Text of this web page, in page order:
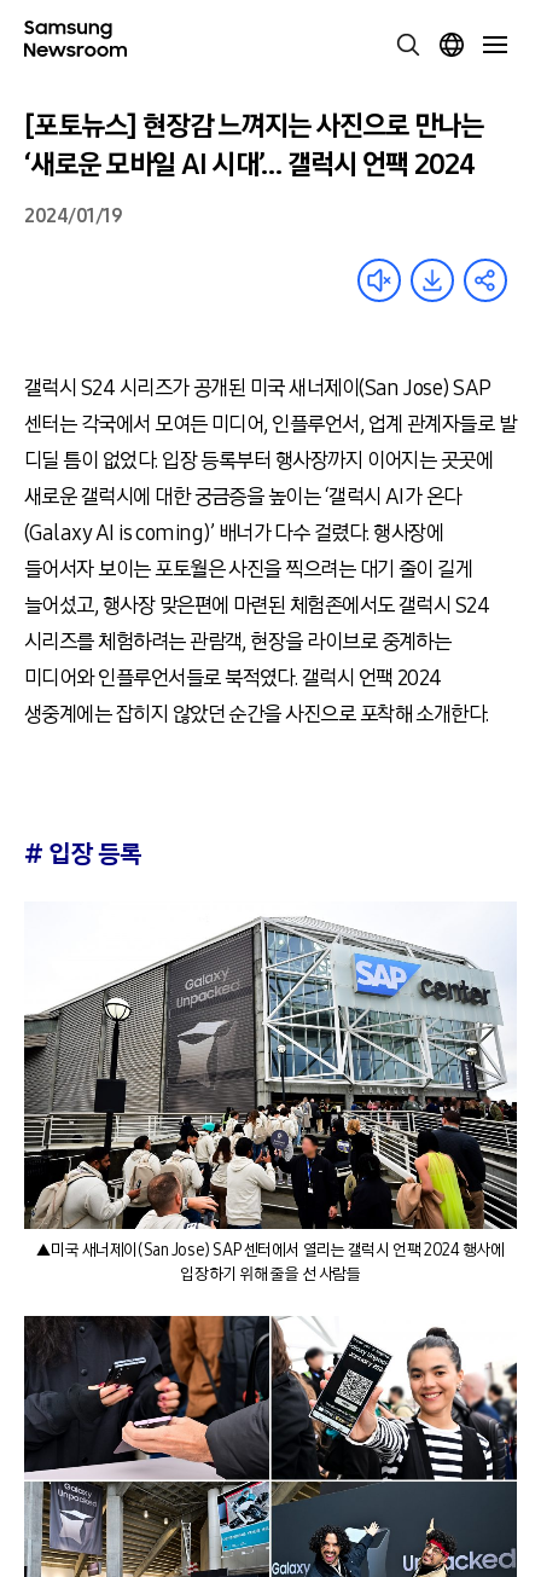
[포토뉴스] 현장감 느껴지는 사진으로 만나는
‘새로운 모바일 AI 시대’… 갤럭시 언팩 2024
2024/01/19
갤럭시 S24시리즈가 공개된 미국 새너제이(San Jose) SAP
센터는 각국에서 모여든 미디어, 인플루언서, 업계 관계자들로 발
디딜 틈이 없었다. 입장 등록부터 행사장까지 이어지는 곳곳에
새로운 갤럭시에 대한 궁금증을 높이는‘갤럭시 AI가 온다
(Galaxy AI is coming)’ 배너가 다수 걸렸다. 행사장에
들어서자 보이는 포토월은 사진을 찍으려는 대기 줄이 길게
늘어섰고, 행사장 맞은편에 마련된 체험존에서도 갤럭시 S24
시리즈를 체험하려는 관람객, 현장을 라이브로 중계하는
미디어와 인플루언서들로 북적였다.갤럭시 언팩 2024
생중계에는 잡히지 않았던 순간을 사진으로 포착해 소개한다.
# 입장 등록
▲미국 새너제이(San Jose) SAP 센터에서 열리는 갤럭시 언팩 2024 행사에
입장하기 위해 줄을 선 사람들